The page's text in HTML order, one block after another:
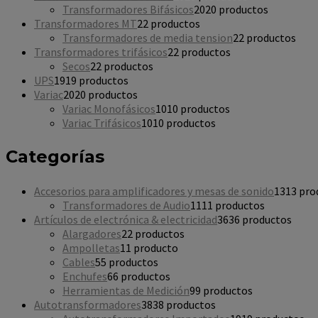
Transformadores Bifásicos2020 productos
Transformadores MT22 productos
Transformadores de media tension22 productos
Transformadores trifásicos22 productos
Secos22 productos
UPS1919 productos
Variac2020 productos
Variac Monofásicos1010 productos
Variac Trifásicos1010 productos
Categorías
Accesorios para amplificadores y mesas de sonido1313
Transformadores de Audio1111 productos
Artículos de electrónica & electricidad3636 productos
Alargadores22 productos
Ampolletas11 producto
Cables55 productos
Enchufes66 productos
Herramientas de Medición99 productos
Autotransformadores3838 productos